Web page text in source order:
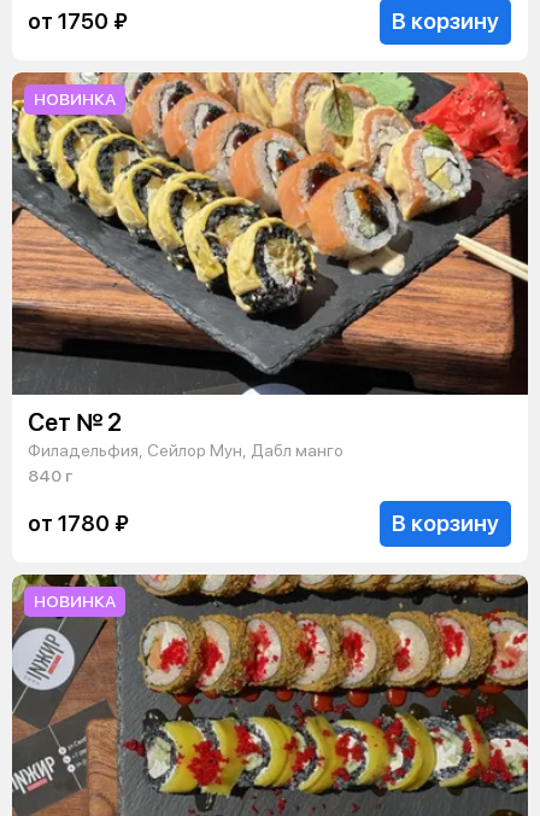
от 1750 ₽ В корзину
НОВИНКА
Сет № 2
Филадельфия, Сейлор Мун, Дабл манго
840 г
от 1780 ₽ В корзину
НОВИНКА